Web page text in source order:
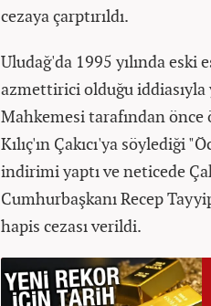
cezaya çarptırıldı.
Uludağ'da 1995 yılında eski
azmettirici olduğu iddiasıyla
Mahkemesi tarafından önce
Kılıç'ın Çakıcı'ya söylediği
indirimi yaptı ve neticede
Cumhurbaşkanı Recep
hapis cezası verildi.